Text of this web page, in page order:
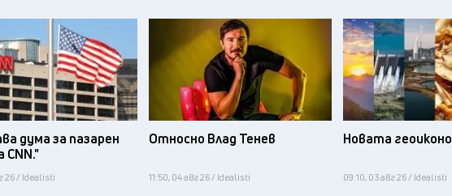
дума за пазарен
CNN."
26 / Idealisti
Относно Влад Тенев
11:50, 04 авг 26 / Idealisti
Новата
09:10, 03 авг 26 / Idealisti